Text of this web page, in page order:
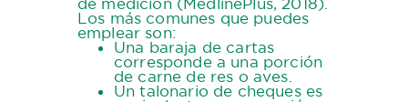
Los más comunes que puedes
emplear son:
Una baraja de cartas
corresponde a una porción
de carne de res o aves.
Un talonario de cheques es